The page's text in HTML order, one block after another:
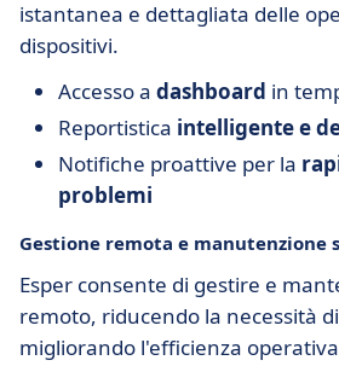
istantanea e dettagliata delle
dispositivi.
Accesso a dashboard in
Reportistica intelligente e
Notifiche proattive per la
problemi
Gestione remota e manutenzione
Esper consente di gestire e
remoto, riducendo la necessità
migliorando l'efficienza